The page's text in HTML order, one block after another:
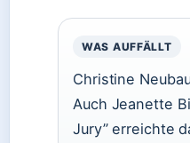
WAS AUFFÄLLT
Christine
Auch Jeanette
Jury” erreichte